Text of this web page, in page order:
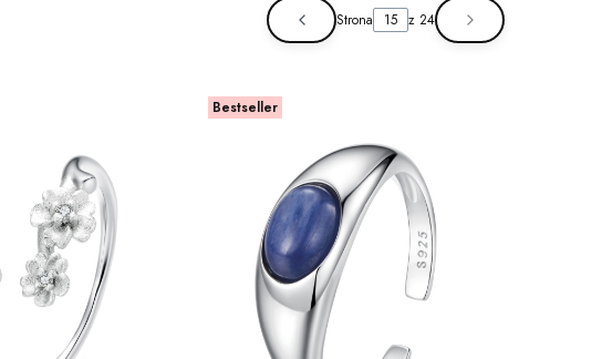
Poprzednie produkty
Strona z 24 Następne
Bestseller